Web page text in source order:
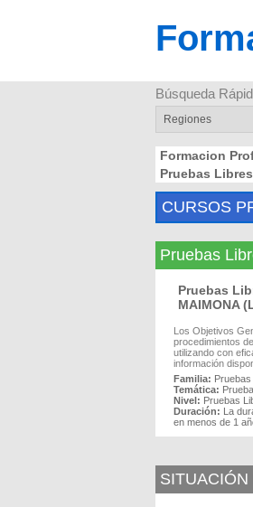
Búsqueda
Formacion
Pruebas
CURSOS
Pruebas
Pruebas
MAIMONA
Los Objetivos
procedimientos
utilizando con
información
Familia:
Temática:
Nivel: Pruebas
Duración: La
en menos de 1